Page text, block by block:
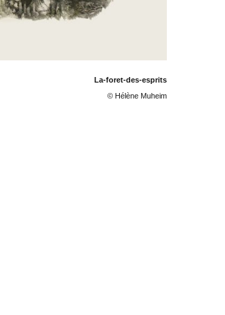
La-foret-des-esprits
© Hélène Muheim